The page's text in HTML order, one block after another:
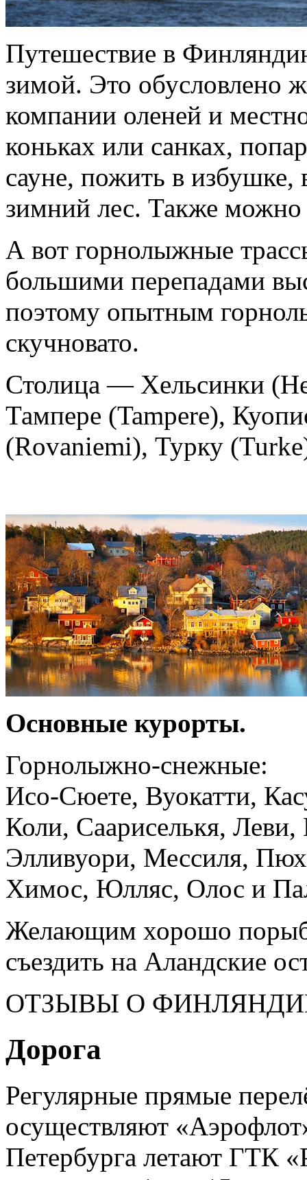
Путешествие в
зимой. Это обусловлено
компании оленей и
коньках или санках,
сауне, пожить в избушке,
зимний лес. Также можно
А вот горнолыжные
большими перепадами
поэтому опытным
скучновато.
Столица — Хельсинки
Тампере (Tampere),
(Rovaniemi), Турку
Основные курорты.
Горнолыжно-снежные:
Исо-Сюете, Вуокатти,
Коли, Саариселькя,
Элливуори, Мессиля,
Химос, Юлляс, Олос и
Желающим хорошо
съездить на Аландские
ОТЗЫВЫ О
Дорога
Регулярные прямые
осуществляют
Петербурга летают ГТК